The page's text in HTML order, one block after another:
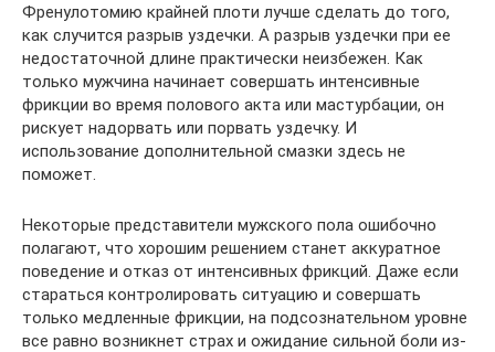
Френулотомию крайней плоти лучше сделать до того,
как случится разрыв уздечки. А разрыв уздечки при ее
недостаточной длине практически неизбежен. Как
только мужчина начинает совершать интенсивные
фрикции во время полового акта или мастурбации, он
рискует надорвать или порвать уздечку. И
использование дополнительной смазки здесь не
поможет.
Некоторые представители мужского пола ошибочно
полагают, что хорошим решением станет аккуратное
поведение и отказ от интенсивных фрикций. Даже если
стараться контролировать ситуацию и совершать
только медленные фрикции, на подсознательном уровне
все равно возникнет страх и ожидание сильной боли из-